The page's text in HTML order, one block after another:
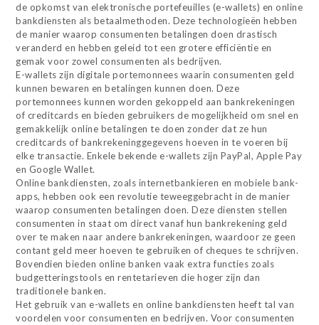
de opkomst van elektronische portefeuilles (e-wallets) en online
bankdiensten als betaalmethoden. Deze technologieën hebben
de manier waarop consumenten betalingen doen drastisch
veranderd en hebben geleid tot een grotere efficiëntie en
gemak voor zowel consumenten als bedrijven.
E-wallets zijn digitale portemonnees waarin consumenten geld
kunnen bewaren en betalingen kunnen doen. Deze
portemonnees kunnen worden gekoppeld aan bankrekeningen
of creditcards en bieden gebruikers de mogelijkheid om snel en
gemakkelijk online betalingen te doen zonder dat ze hun
creditcards of bankrekeninggegevens hoeven in te voeren bij
elke transactie. Enkele bekende e-wallets zijn PayPal, Apple Pay
en Google Wallet.
Online bankdiensten, zoals internetbankieren en mobiele bank-
apps, hebben ook een revolutie teweeggebracht in de manier
waarop consumenten betalingen doen. Deze diensten stellen
consumenten in staat om direct vanaf hun bankrekening geld
over te maken naar andere bankrekeningen, waardoor ze geen
contant geld meer hoeven te gebruiken of cheques te schrijven.
Bovendien bieden online banken vaak extra functies zoals
budgetteringstools en rentetarieven die hoger zijn dan
traditionele banken.
Het gebruik van e-wallets en online bankdiensten heeft tal van
voordelen voor consumenten en bedrijven. Voor consumenten